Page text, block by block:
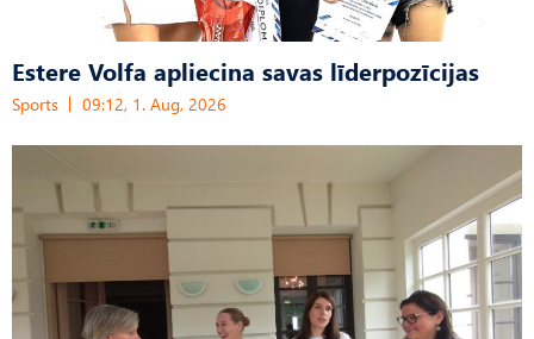
Estere Volfa apliecina savas līderpozīcijas
Sports 09:12, 1. Aug, 2026